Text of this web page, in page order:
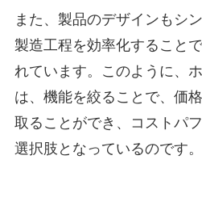
また、製品のデザインもシ
製造工程を効率化すること
れています。このように、
は、機能を絞ることで、価
取ることができ、コストパ
選択肢となっているのです。